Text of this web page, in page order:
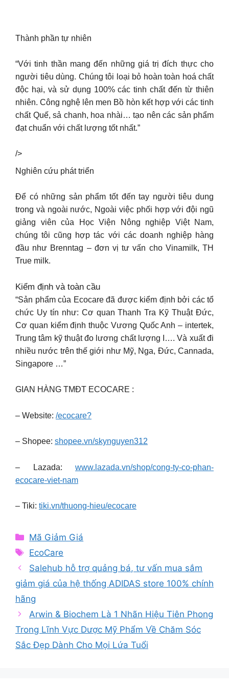
Thành phần tự nhiên
“Với tinh thần mang đến những giá trị đích thực cho
người tiêu dùng. Chúng tôi loại bỏ hoàn toàn hoá chất
độc hại, và sử dụng 100% các tinh chất đến từ thiên
nhiên. Công nghệ lên men Bồ hòn kết hợp với các tinh
chất Quế, sả chanh, hoa nhài… tạo nên các sản phẩm
đạt chuẩn với chất lượng tốt nhất.”
/>
Nghiên cứu phát triển
Để có những sản phẩm tốt đến tay người tiêu dung
trong và ngoài nước, Ngoài việc phối hợp với đội ngũ
giảng viên của Học Viện Nông nghiệp Việt Nam,
chúng tôi cũng hợp tác với các doanh nghiệp hàng
đầu như Brenntag – đơn vị tư vấn cho Vinamilk, TH
True milk.
Kiểm định và toàn cầu
“Sản phẩm của Ecocare đã được kiểm định bởi các tổ
chức Uy tín như: Cơ quan Thanh Tra Kỹ Thuật Đức,
Cơ quan kiểm định thuộc Vương Quốc Anh – intertek,
Trung tâm kỹ thuật đo lương chất lượng I…. Và xuất đi
nhiều nước trên thế giới như Mỹ, Nga, Đức, Cannada,
Singapore …”
GIAN HÀNG TMĐT ECOCARE :
– Website: /ecocare?
– Shopee: shopee.vn/skynguyen312
– Lazada: www.lazada.vn/shop/cong-ty-co-phan-
ecocare-viet-nam
– Tiki: tiki.vn/thuong-hieu/ecocare
Categories
Mã Giảm Giá
Tags
EcoCare
Salehub hỗ trợ quảng bá, tư vấn mua sắm
giảm giá của hệ thống ADIDAS store 100% chính
hãng
Arwin & Biochem Là 1 Nhãn Hiệu Tiên Phong
Trong Lĩnh Vực Dược Mỹ Phẩm Về Chăm Sóc
Sắc Đẹp Dành Cho Mọi Lứa Tuổi